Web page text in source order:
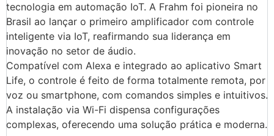
tecnologia em automação IoT. A Frahm foi pioneira no
Brasil ao lançar o primeiro amplificador com controle
inteligente via IoT, reafirmando sua liderança em
inovação no setor de áudio.
Compatível com Alexa e integrado ao aplicativo Smart
Life, o controle é feito de forma totalmente remota, por
voz ou smartphone, com comandos simples e intuitivos.
A instalação via Wi-Fi dispensa configurações
complexas, oferecendo uma solução prática e moderna.